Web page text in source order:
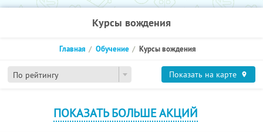
Курсы вождения
По рейтингу
Главная Обучение Курсы вождения
Показать на карте
ПОКАЗАТЬ БОЛЬШЕ АКЦИЙ